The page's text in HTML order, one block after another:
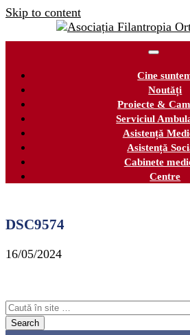
Skip to content
Cine
Noutăți
Proiecte &
Serviciul
Asistență
Asistență
Cabinete
Centre
DSC9574
16/05/2024